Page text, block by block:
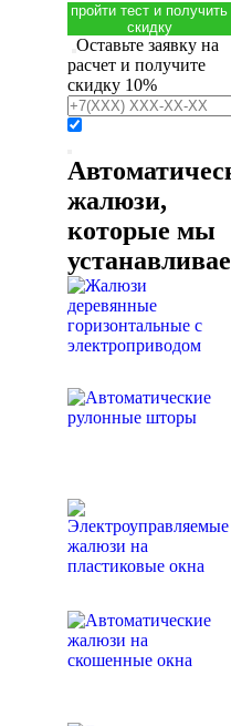
пройти тест и получить
скидку
Оставьте заявку на
расчет и получите
скидку 10%
жалюзи,
которые мы